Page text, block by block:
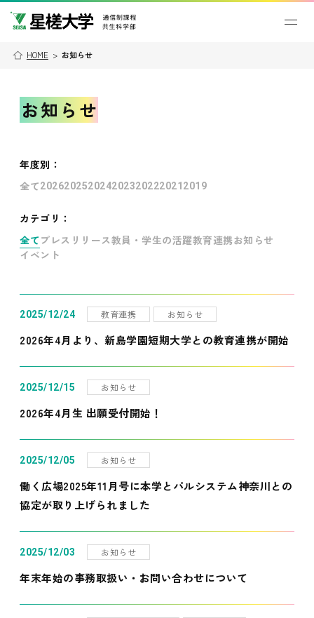
HOME > お知らせ
お知らせ
年度別 ：
全て202620252024202320222021 2019
カテゴリ：
全て プレスリリース教員・学生の活躍教育連携お知らせ
イベント
2025/12/24 教育連携 お知らせ
2026年4月より、新島学園短期大学との教育連携が開始
2025/12/15 お知らせ
2026年4月生 出願受付開始！
2025/12/05 お知らせ
働く広場2025年11月号に本学とパルシステム神奈川との
協定が取り上げられました
2025/12/03 お知らせ
年末年始の事務取扱い・お問い合わせについて